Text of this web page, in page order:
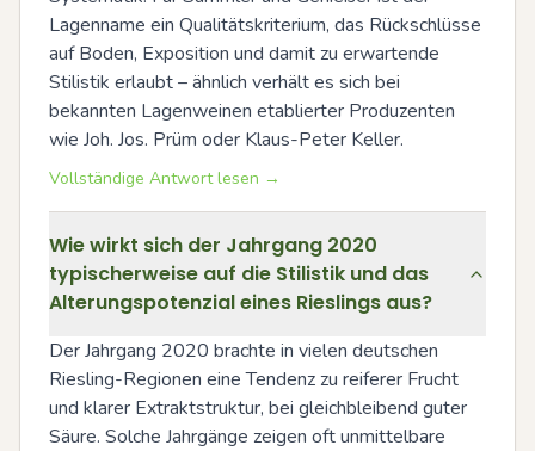
Lagenname ein Qualitätskriterium, das Rückschlüsse
auf Boden, Exposition und damit zu erwartende
Stilistik erlaubt – ähnlich verhält es sich bei
bekannten Lagenweinen etablierter Produzenten
wie Joh. Jos. Prüm oder Klaus-Peter Keller.
Vollständige Antwort lesen →
Wie wirkt sich der Jahrgang 2020
typischerweise auf die Stilistik und das
Alterungspotenzial eines Rieslings aus?
Der Jahrgang 2020 brachte in vielen deutschen
Riesling-Regionen eine Tendenz zu reiferer Frucht
und klarer Extraktstruktur, bei gleichbleibend guter
Säure. Solche Jahrgänge zeigen oft unmittelbare